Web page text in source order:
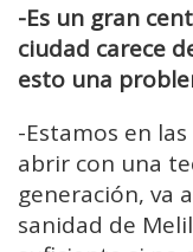
-Es un gran
ciudad carece
esto una
-Estamos en
abrir con una
generación, va
sanidad de